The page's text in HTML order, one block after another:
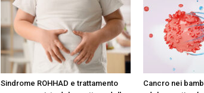
Sindrome ROHHAD e trattamento
Cancro nei